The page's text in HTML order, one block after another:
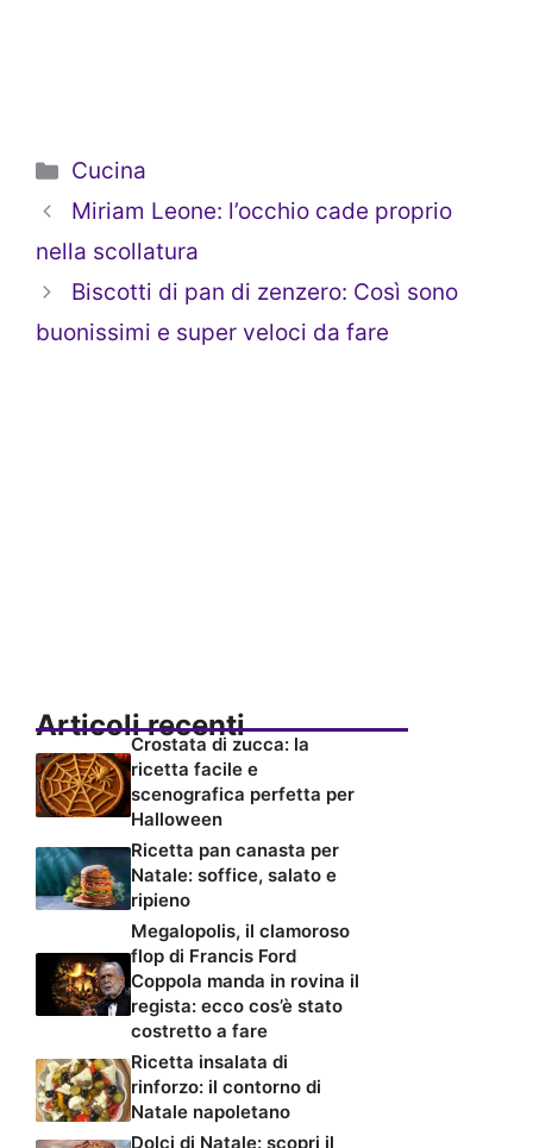
Categorie
Cucina
Miriam Leone: l’occhio cade proprio
nella scollatura
Biscotti di pan di zenzero: Così sono
buonissimi e super veloci da fare
Articoli recenti
Crostata di zucca: la
ricetta facile e
scenografica perfetta per
Halloween
Ricetta pan canasta per
Natale: soffice, salato e
ripieno
Megalopolis, il clamoroso
flop di Francis Ford
Coppola manda in rovina il
regista: ecco cos’è stato
costretto a fare
Ricetta insalata di
rinforzo: il contorno di
Natale napoletano
Dolci di Natale: scopri il